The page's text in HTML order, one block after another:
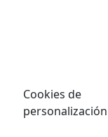
Cookies de
personalización